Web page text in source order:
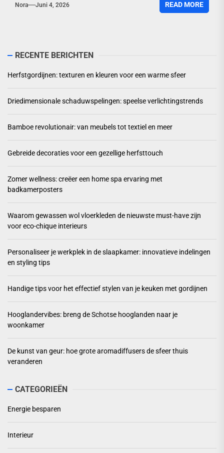
Nora Juni 4, 2026 READ MORE
RECENTE BERICHTEN
Herfstgordijnen: texturen en kleuren voor een warme sfeer
Driedimensionale schaduwspelingen: speelse verlichtingstrends
Bamboe revolutionair: van meubels tot textiel en meer
Gebreide decoraties voor een gezellige herfsttouch
Zomer wellness: creëer een home spa ervaring met
badkamerposters
Waarom gewassen wol vloerkleden de nieuwste must-have zijn
voor eco-chique interieurs
Personaliseer je werkplek in de slaapkamer: innovatieve indelingen
en styling tips
Handige tips voor het effectief stylen van je keuken met gordijnen
Hooglandervibes: breng de Schotse hooglanden naar je
woonkamer
De kunst van geur: hoe grote aromadiffusers de sfeer thuis
veranderen
CATEGORIEËN
Energie besparen
Interieur